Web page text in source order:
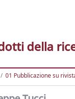
della
01 Pubblicazione su